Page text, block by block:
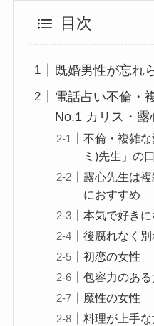
目次
既婚男性が忘れ
電話占い不倫・
No.1 カリス・露
不倫・複雑
ミ)先生」の
露心先生は
におすすめ
本気で好き
後腐れなく
初恋の女性
包容力のある
魔性の女性
料理が上手な